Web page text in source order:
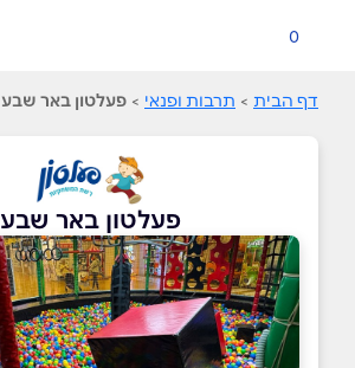
0
דף הבית > תרבות ופנאי > פעלטון באר שבע
פעלטון באר שבע